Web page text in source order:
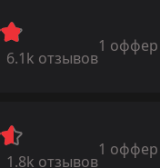
6.1k отзывов
1 оффер
1.8k отзывов
1 оффер